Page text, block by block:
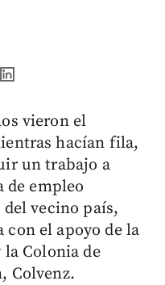
vieron el
hacían fila,
un trabajo a
de empleo
vecino país,
con el apoyo de la
Colonia de
Colvenz.